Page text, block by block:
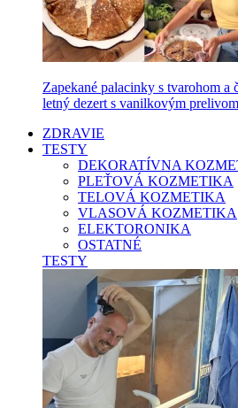
Zapekané palacinky s tvarohom
letný dezert s vanilkovým prelivom
ZDRAVIE
TESTY
DEKORATÍVNA
PLEŤOVÁ KOZMETIKA
TELOVÁ KOZMETIKA
VLASOVÁ KOZMETIKA
ELEKTORONIKA
OSTATNÉ
TESTY